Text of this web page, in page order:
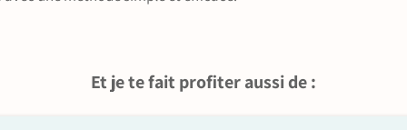
Et je te fait profiter aussi de :